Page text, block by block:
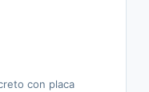
con placa